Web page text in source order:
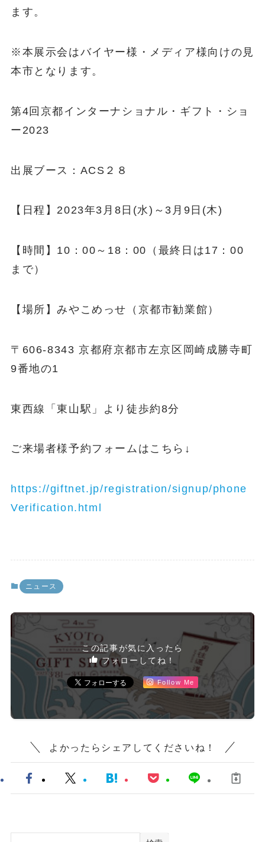
ます。
※本展示会はバイヤー様・メディア様向けの見
本市となります。
第4回京都インターナショナル・ギフト・ショ
ー2023
出展ブース：ACS２８
【日程】2023年3月8日(水)～3月9日(木)
【時間】10：00～18：00（最終日は17：00
まで）
【場所】みやこめっせ（京都市勧業館）
〒606-8343 京都府京都市左京区岡崎成勝寺町
9番地の1
東西線「東山駅」より徒歩約8分
ご来場者様予約フォームはこちら↓
https://giftnet.jp/registration/signup/phone
Verification.html
ニュース
この記事が気に入ったら
フォローしてね！
Follow Me
よかったらシェアしてくださいね！